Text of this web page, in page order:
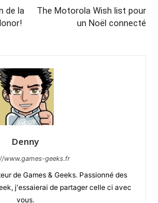
de la
The Motorola Wish list pour
un Noël connecté
Denny
www.games-geeks.fr
de Games & Geeks. Passionné des
j'essaierai de partager celle ci avec
vous.